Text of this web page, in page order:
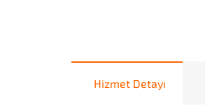
Hizmet Detayı